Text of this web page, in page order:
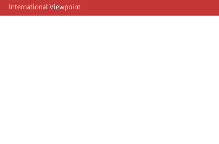
International Viewpoint